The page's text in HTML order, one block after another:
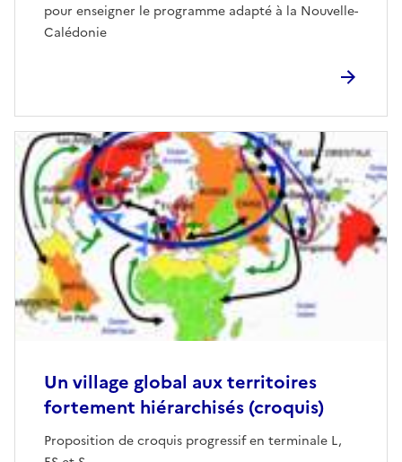
pour enseigner le programme adapté à la Nouvelle-
Calédonie
Un village global aux territoires
fortement hiérarchisés (croquis)
Proposition de croquis progressif en terminale L,